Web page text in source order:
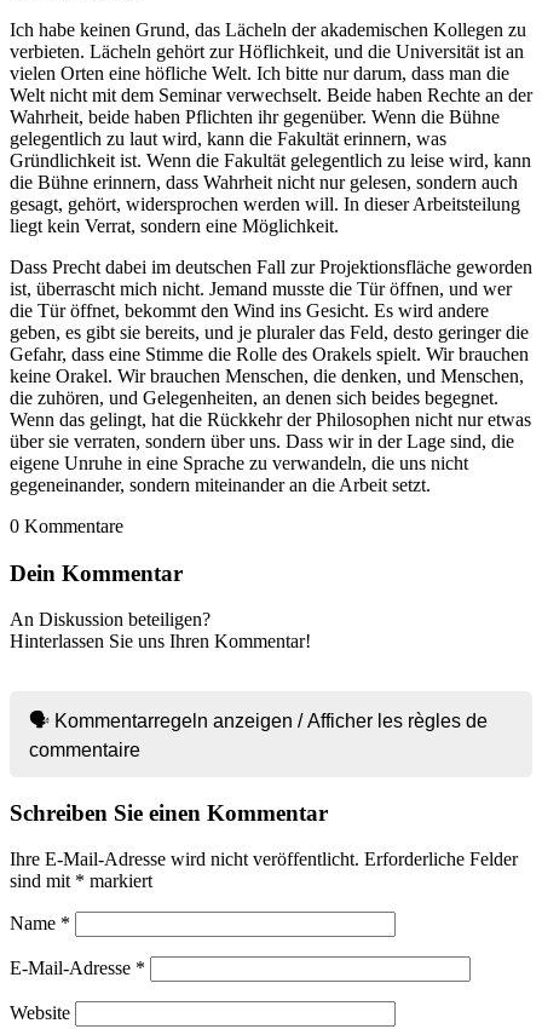
Ich habe keinen Grund, das Lächeln der akademischen Kollegen zu
verbieten. Lächeln gehört zur Höflichkeit, und die Universität ist an
vielen Orten eine höfliche Welt. Ich bitte nur darum, dass man die
Welt nicht mit dem Seminar verwechselt. Beide haben Rechte an der
Wahrheit, beide haben Pflichten ihr gegenüber. Wenn die Bühne
gelegentlich zu laut wird, kann die Fakultät erinnern, was
Gründlichkeit ist. Wenn die Fakultät gelegentlich zu leise wird, kann
die Bühne erinnern, dass Wahrheit nicht nur gelesen, sondern auch
gesagt, gehört, widersprochen werden will. In dieser Arbeitsteilung
liegt kein Verrat, sondern eine Möglichkeit.
Dass Precht dabei im deutschen Fall zur Projektionsfläche geworden
ist, überrascht mich nicht. Jemand musste die Tür öffnen, und wer
die Tür öffnet, bekommt den Wind ins Gesicht. Es wird andere
geben, es gibt sie bereits, und je pluraler das Feld, desto geringer die
Gefahr, dass eine Stimme die Rolle des Orakels spielt. Wir brauchen
keine Orakel. Wir brauchen Menschen, die denken, und Menschen,
die zuhören, und Gelegenheiten, an denen sich beides begegnet.
Wenn das gelingt, hat die Rückkehr der Philosophen nicht nur etwas
über sie verraten, sondern über uns. Dass wir in der Lage sind, die
eigene Unruhe in eine Sprache zu verwandeln, die uns nicht
gegeneinander, sondern miteinander an die Arbeit setzt.
0 Kommentare
Dein Kommentar
An Diskussion beteiligen?
Hinterlassen Sie uns Ihren Kommentar!
🗣 Kommentarregeln anzeigen / Afficher les règles de
commentaire
Schreiben Sie einen Kommentar
Ihre E-Mail-Adresse wird nicht veröffentlicht. Erforderliche Felder
sind mit * markiert
Name *
E-Mail-Adresse *
Website